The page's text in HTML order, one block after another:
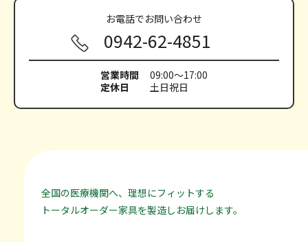
お電話でお問い合わせ
0942-62-4851
営業時間
09:00～17:00
定休日
土日祝日
全国の医療機関へ、理想にフィットする
トータルオーダー家具を製造しお届けします。